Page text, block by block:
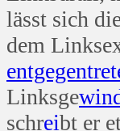
lässt sich
dem
entgegen
Linksge
schreibt er